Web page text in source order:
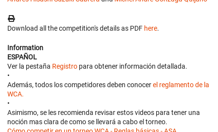
Download all the competition's details as PDF here.
Information
ESPAÑOL
Ver la pestaña Registro para obtener información detallada.
•
Además, todos los competidores deben conocerel reglamento de la
WCA.
•
Asimismo, se les recomienda revisar estos videos para tener una
noción mas clara de como se llevará a cabo el torneo.